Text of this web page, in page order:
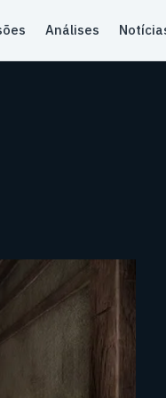
Análises